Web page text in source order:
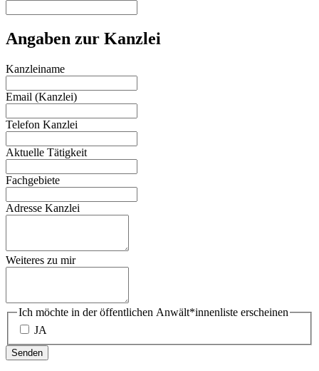
Angaben zur Kanzlei
Kanzleiname
Email (Kanzlei)
Telefon Kanzlei
Aktuelle Tätigkeit
Fachgebiete
Adresse Kanzlei
Weiteres zu mir
Ich möchte in der öffentlichen Anwält*innenliste erscheinen
JA
Senden